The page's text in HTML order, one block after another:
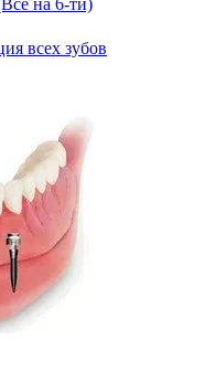
на 6-ти)
всех зубов